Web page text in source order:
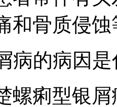
和骨质侵
病的病因
螺痢型银